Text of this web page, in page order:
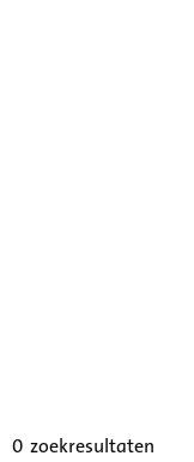
0 zoekresultaten